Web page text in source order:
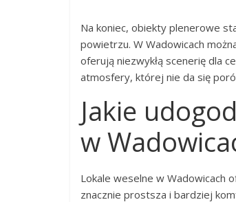
Na koniec, obiekty plenerowe
powietrzu. W Wadowicach
oferują niezwykłą scenerię dla
atmosfery, której nie da się
Jakie
w
Lokale weselne w Wadowicach
znacznie prostsza i bardziej